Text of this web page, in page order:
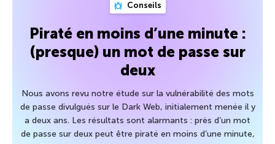
Conseils
Piraté en moins d’une minute :
(presque) un mot de passe sur
deux
Nous avons revu notre étude sur la vulnérabilité des mots
de passe divulgués sur le Dark Web, initialement menée il y
a deux ans. Les résultats sont alarmants : près d’un mot
de passe sur deux peut être piraté en moins d’une minute,